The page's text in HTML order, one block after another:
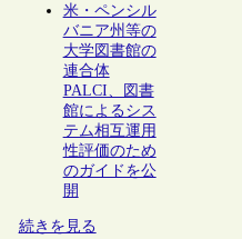
米・ペンシル
バニア州等の
大学図書館の
連合体
PALCI、図書
館によるシス
テム相互運用
性評価のため
のガイドを公
開
続きを見る